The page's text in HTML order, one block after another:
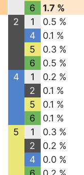
6
1.7 %
2
1
0.5 %
4
0.1 %
5
0.3 %
6
0.5 %
4
1
0.2 %
2
0.1 %
5
0.1 %
6
0.1 %
5
1
0.3 %
2
0.2 %
4
0.0 %